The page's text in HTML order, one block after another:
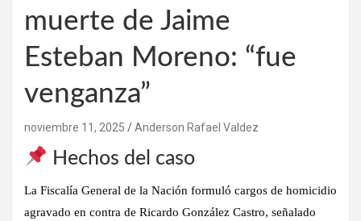
muerte de Jaime
Esteban Moreno: “fue
venganza”
noviembre 11, 2025 Anderson Rafael Valdez
Hechos del caso
La Fiscalía General de la Nación formuló cargos de homicidio
agravado en contra de Ricardo González Castro, señalado